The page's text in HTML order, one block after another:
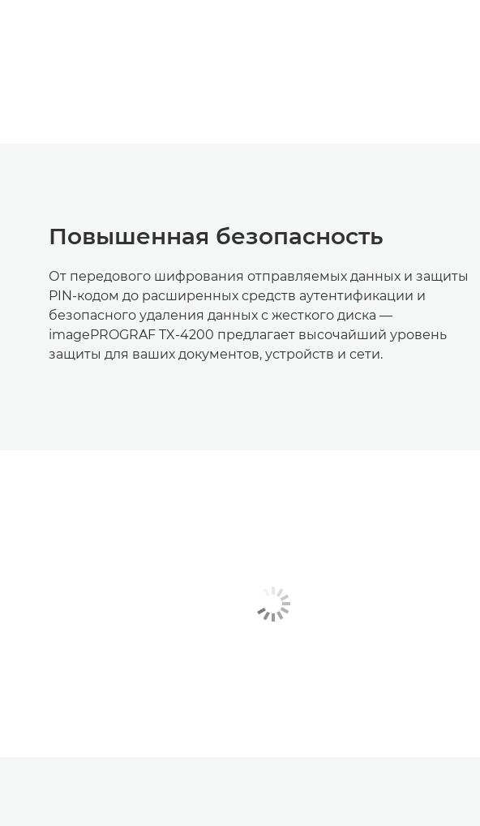
Повышенная безопасность
От передового шифрования отправляемых данных и защиты
PIN-кодом до расширенных средств аутентификации и
безопасного удаления данных с жесткого диска —
imagePROGRAF TX-4200 предлагает высочайший уровень
защиты для ваших документов, устройств и сети.